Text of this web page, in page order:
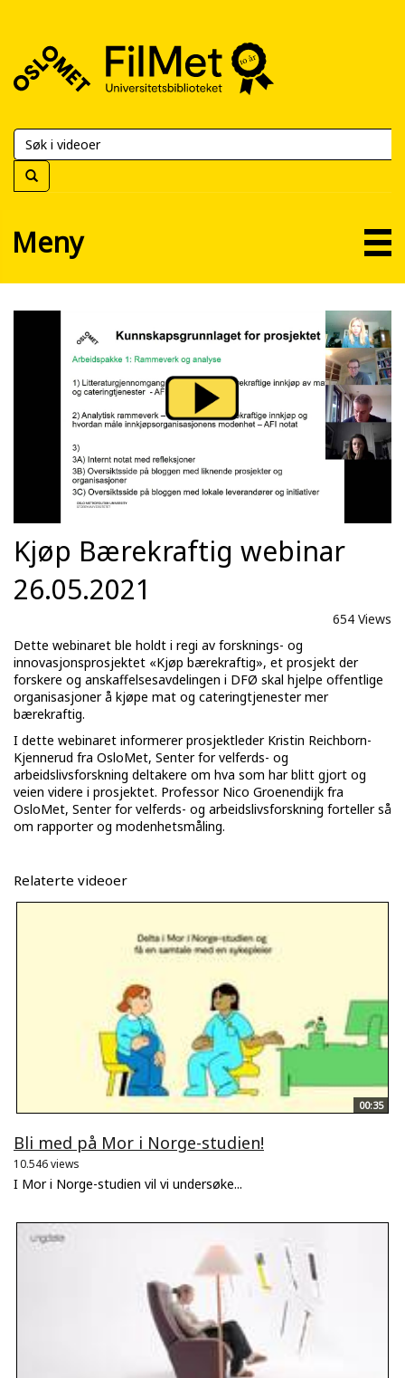
FilMet
Universitetsbiblioteket
Meny
Kjøp Bærekraftig webinar
26.05.2021
654 Views
Dette webinaret ble holdt i regi av forsknings- og
innovasjonsprosjektet «Kjøp bærekraftig», et prosjekt der
forskere og anskaffelsesavdelingen i DFØ skal hjelpe offentlige
organisasjoner å kjøpe mat og cateringtjenester mer
bærekraftig.
I dette webinaret informerer prosjektleder Kristin Reichborn-
Kjennerud fra OsloMet, Senter for velferds- og
arbeidslivsforskning deltakere om hva som har blitt gjort og
veien videre i prosjektet. Professor Nico Groenendijk fra
OsloMet, Senter for velferds- og arbeidslivsforskning forteller så
om rapporter og modenhetsmåling.
Relaterte videoer
00:35
Bli med på Mor i Norge-studien!
10.546 views
I Mor i Norge-studien vil vi undersøke...